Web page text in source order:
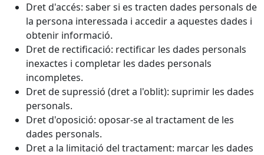
Dret d'accés: saber si es tracten dades personals de
la persona interessada i accedir a aquestes dades i
obtenir informació.
Dret de rectificació: rectificar les dades personals
inexactes i completar les dades personals
incompletes.
Dret de supressió (dret a l'oblit): suprimir les dades
personals.
Dret d'oposició: oposar-se al tractament de les
dades personals.
Dret a la limitació del tractament: marcar les dades